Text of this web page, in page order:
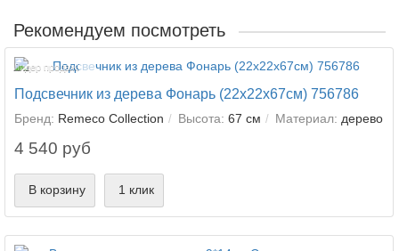
Рекомендуем посмотреть
Лидер продаж!
Подсвечник из дерева Фонарь (22х22х67см) 756786
Бренд: Remeco Collection Высота: 67 см Материал: дерево
4 540 руб
В корзину 1 клик